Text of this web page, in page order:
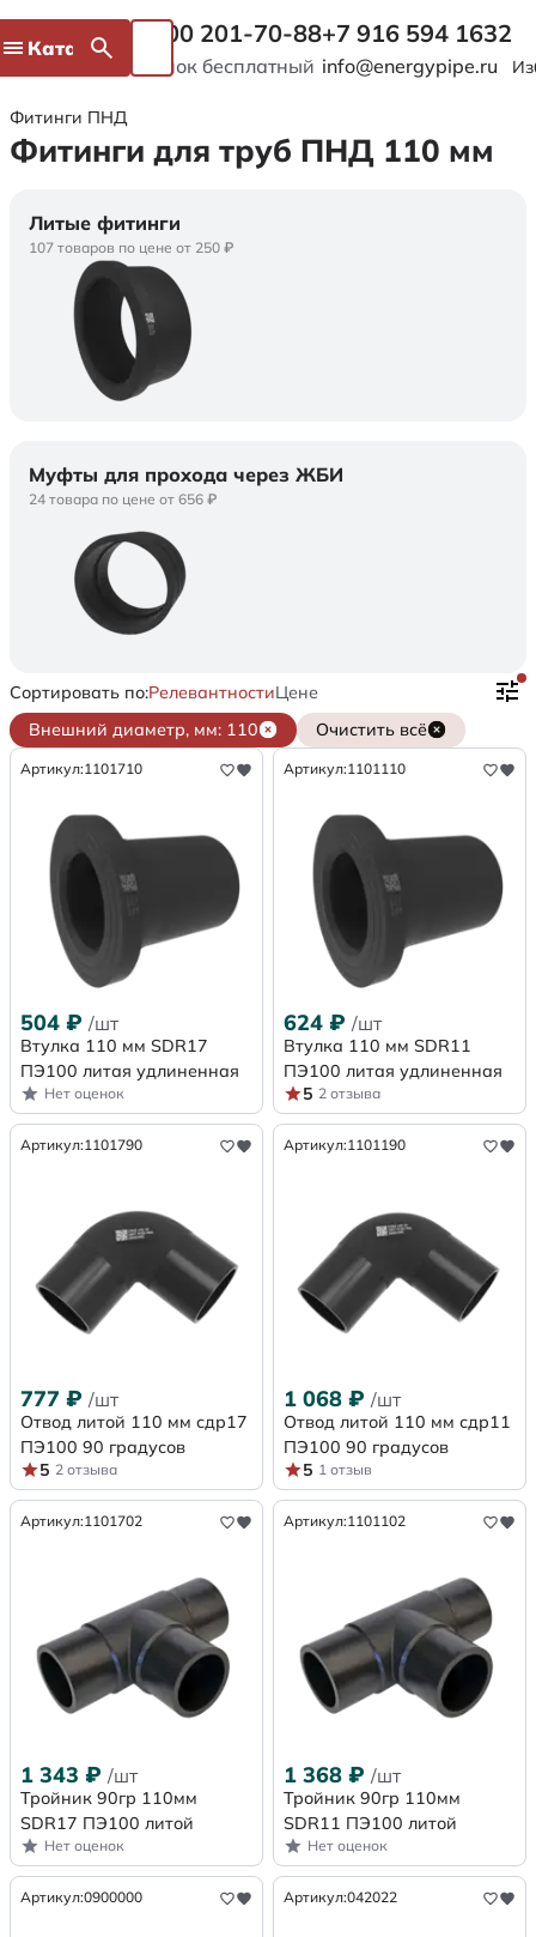
Каталог 8 800 201-70-88
Звонок бесплатный
+7 916 594 1632
info@energypipe.ru
Фитинги ПНД
Фитинги для труб ПНД 110 мм
Литые фитинги
107 товаров по цене от 250 ₽
Муфты для прохода через ЖБИ
24 товара по цене от 656 ₽
Сортировать по:РелевантностиЦене
Внешний диаметр, мм: 110
Очистить всё
Артикул:1101710
504 ₽ /шт
Втулка 110 мм SDR17
ПЭ100 литая удлиненная
Нет оценок
Артикул:1101110
624 ₽ /шт
Втулка 110 мм SDR11
ПЭ100 литая удлиненная
5 2 отзыва
Артикул:1101790
777 ₽ /шт
Отвод литой 110 мм сдр17
ПЭ100 90 градусов
5 2 отзыва
Артикул:1101190
1 068 ₽ /шт
Отвод литой 110 мм сдр11
ПЭ100 90 градусов
5 1 отзыв
Артикул:1101702
1 343 ₽ /шт
Тройник 90гр 110мм
SDR17 ПЭ100 литой
Нет оценок
Артикул:1101102
1 368 ₽ /шт
Тройник 90гр 110мм
SDR11 ПЭ100 литой
Нет оценок
Артикул:0900000 Артикул:042022